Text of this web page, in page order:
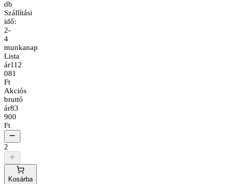
db
Szállítási
idő:
2-
4
munkanap
Lista
ár112
081
Ft
Akciós
bruttó
ár83
900
Ft
2
Kosárba